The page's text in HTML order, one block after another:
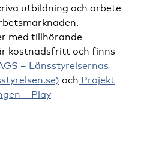
utbildning och arbete
med tillhörande
kostnadsfritt och finns
– Länsstyrelsernas
och Projekt
– Play